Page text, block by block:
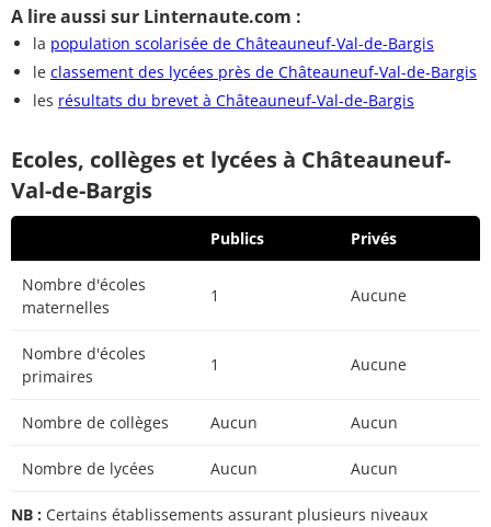
A lire aussi sur Linternaute.com :
la population scolarisée de Châteauneuf-Val-de-Bargis
le classement des lycées près de Châteauneuf-Val-de-Bargis
les résultats du brevet à Châteauneuf-Val-de-Bargis
Ecoles, collèges et lycées à Châteauneuf-
Val-de-Bargis
Publics Privés
Nombre d'écoles
maternelles
1 Aucune
Nombre d'écoles
primaires
1 Aucune
Nombre de collèges Aucun Aucun
Nombre de lycées Aucun Aucun
NB : Certains établissements assurant plusieurs niveaux